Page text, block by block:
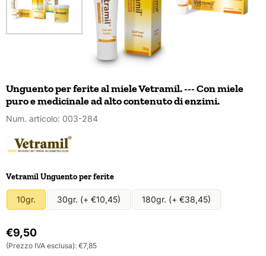
Unguento per ferite al miele Vetramil. --- Con miele
puro e medicinale ad alto contenuto di enzimi.
Num. articolo: 003-284
Effettua una selezione per
Vetramil Unguento per ferite
10gr. 30gr. (+ €10,45) 180gr. (+ €38,45)
€9,50
(Prezzo IVA esclusa): €7,85